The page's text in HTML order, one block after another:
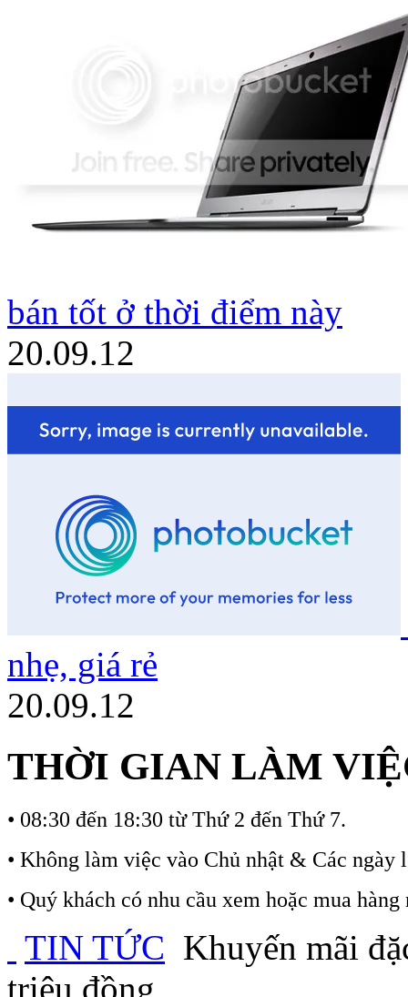
bán tốt ở thời điểm này
20.09.12
nhẹ, giá rẻ
20.09.12
THỜI GIAN LÀM
• 08:30 đến 18:30 từ Thứ 2 đến Thứ 7.
• Không làm việc vào Chủ nhật & Các ngày
• Quý khách có nhu cầu xem hoặc mua
TIN TỨC Khuyến mãi
triệu đồng